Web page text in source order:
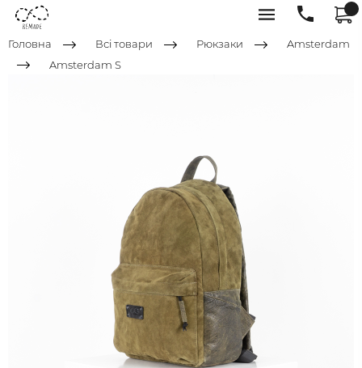
Головна Всі товари Рюкзаки
Amsterdam
Amsterdam S